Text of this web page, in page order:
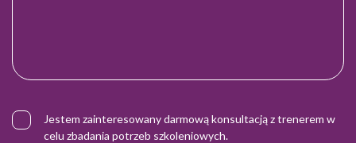
Jestem zainteresowany darmową konsultacją z trenerem w
celu zbadania potrzeb szkoleniowych.